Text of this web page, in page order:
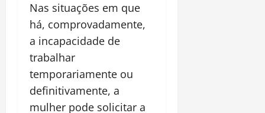
Nas situações em que
há, comprovadamente,
a incapacidade de
trabalhar
temporariamente ou
definitivamente, a
mulher pode solicitar a